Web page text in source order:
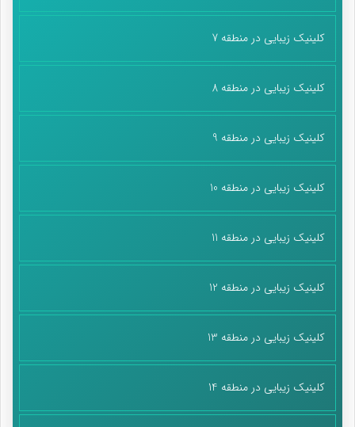
میانه خنک ترین و مطبوع‌ترین هوای جهان را دارد. حالا رسیده‌ام به
این دو راهی لذت بخشِ عاشقی. اینکه به آغوش حسین پناه ببری یا
عباس؟ راه حل ساده است باید از عباس اذن ورود بگیری. باید اول به
نورِ ماه خو بگیری تا چشمانت یارای دیدن نورِ خورشید را داشته باشد.
حالا رسیده‌ام اما از خودِ شما براتِ کربلا می‌خواهم برای هر سال تا روزِ
آخرِ حیات …
پایان پیام/۸۴۰۰۷/ی
کلینیک زیبایی در منطقه 7
کلینیک زیبایی در منطقه 8
کلینیک زیبایی در منطقه 9
کلینیک زیبایی در منطقه 10
کلینیک زیبایی در منطقه 11
کلینیک زیبایی در منطقه 12
کلینیک زیبایی در منطقه 13
کلینیک زیبایی در منطقه 14